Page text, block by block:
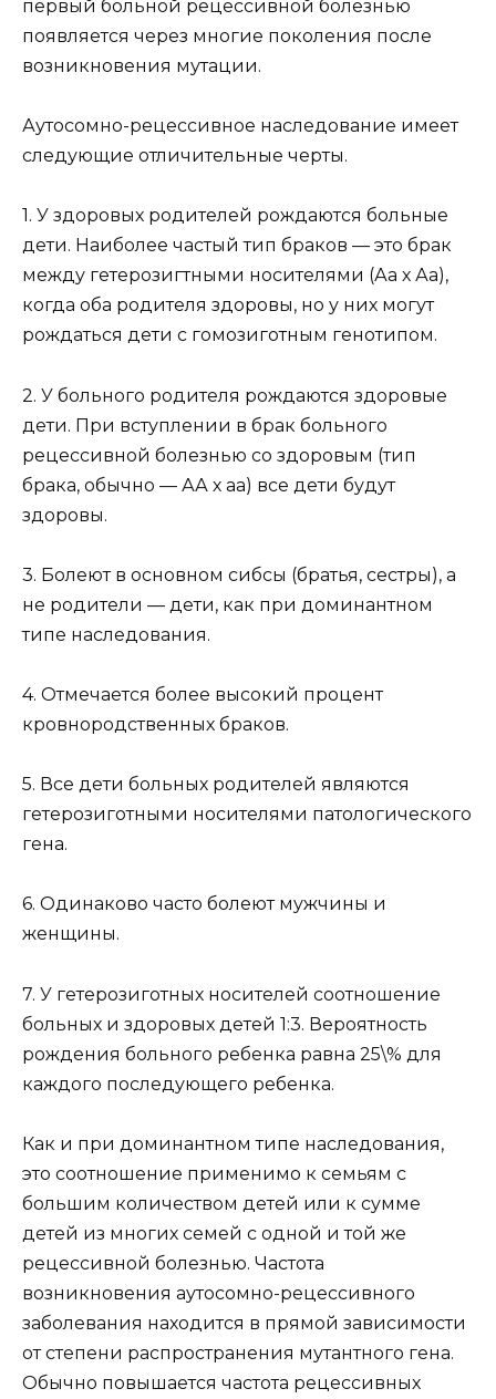
первый больной рецессивной болезнью
появляется через многие поколения после
возникновения мутации.
Аутосомно-рецессивное наследование имеет
следующие отличительные черты.
1. У здоровых родителей рождаются больные
дети. Наиболее частый тип браков — это брак
между гетерозигтными носителями (Аа х Аа),
когда оба родителя здоровы, но у них могут
рождаться дети с гомозиготным генотипом.
2. У больного родителя рождаются здоровые
дети. При вступлении в брак больного
рецессивной болезнью со здоровым (тип
брака, обычно — АА х аа) все дети будут
здоровы.
3. Болеют в основном сибсы (братья, сестры), а
не родители — дети, как при доминантном
типе наследования.
4. Отмечается более высокий процент
кровнородственных браков.
5. Все дети больных родителей являются
гетерозиготными носителями патологического
гена.
6. Одинаково часто болеют мужчины и
женщины.
7. У гетерозиготных носителей соотношение
больных и здоровых детей 1:3. Вероятность
рождения больного ребенка равна 25\% для
каждого последующего ребенка.
Как и при доминантном типе наследования,
это соотношение применимо к семьям с
большим количеством детей или к сумме
детей из многих семей с одной и той же
рецессивной болезнью. Частота
возникновения аутосомно-рецессивного
заболевания находится в прямой зависимости
от степени распространения мутантного гена.
Обычно повышается частота рецессивных